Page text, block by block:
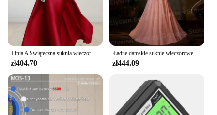
Linia A Świąteczna suknia wieczorowa w stylu vintage Elegancka sukienka wizytowa Długość do podłogi Rękaw 3/4 z aplikacjami Frezowanie 2024
zł404.70
Ładne damskie suknie wieczorowe A Line Prom Gowns Sexy Off The Shoulder Customized Backless 3D Flowers Vestido De Gala Noche Mujer
zł444.09